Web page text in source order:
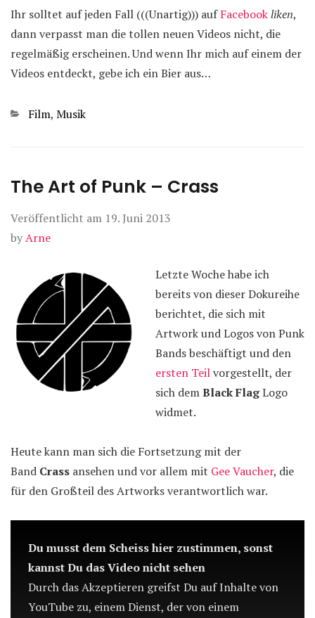
Ihr solltet auf jeden Fall (((Unartig))) aufFacebookliken,
dann verpasst man die tollen neuen Videos nicht, die
regelmäßig erscheinen. Und wenn Ihr mich auf einem der
Videos entdeckt, gebe ich ein Bier aus…
Kategorien
Film, Musik
The Art of Punk – Crass
Veröffentlicht am 19. Juni 2013
byArne
Letzte Woche habe ich
bereits von dieser Dokureihe
berichtet, die sich mit
Artwork und Logos von Punk
Bands beschäftigt und den
ersten Teilvorgestellt, der
sich demBlack FlagLogo
widmet.
Heute kann man sich die Fortsetzung mit der
Band Crass ansehen und vor allem mit Gee Vaucher, die
für den Großteil des Artworks verantwortlich war.
Du musst dem Scheiss hier zustimmen, sonst
kannst Du das Video nicht sehen
Durch das Akzeptieren greifst Du auf Inhalte von
YouTube zu, einem Dienst, der von einem